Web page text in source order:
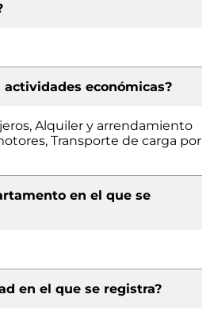
actividades económicas?
Alquiler y arrendamiento
Transporte de carga por
en el que se
en el que se registra?